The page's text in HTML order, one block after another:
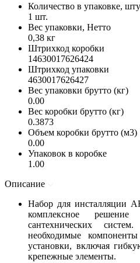
Количество в упаковке,
1 шт.
Вес упаковки, Нетто
0,38 кг
Штрихкод коробки
14630017626424
Штрихкод упаковки
4630017626427
Вес упаковки брутто (кг)
0.00
Вес коробки брутто (кг)
0.3873
Объем коробки брутто (м3)
0.00
Упаковок в коробке
1.00
Описание
Набор для инсталляции
комплексное
сантехнических
необходимые
установки, включая
крепежные элементы.